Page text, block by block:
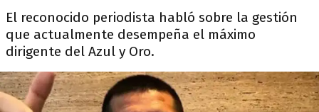
El reconocido periodista habló sobre la gestión
que actualmente desempeña el máximo
dirigente del Azul y Oro.